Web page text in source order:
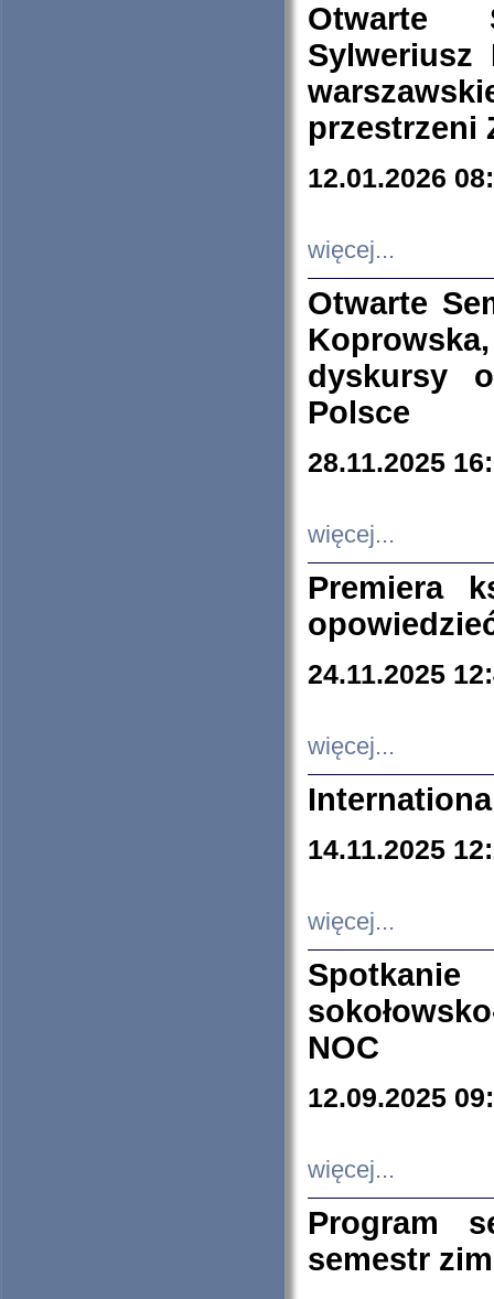
Otwarte
Sylweriusz
przestrzeni
12.01.2026
więcej...
Otwarte
dyskursy
Polsce
28.11.2025
więcej...
Premiera
24.11.2025
więcej...
14.11.2025
więcej...
NOC
12.09.2025
więcej...
Program
semestr